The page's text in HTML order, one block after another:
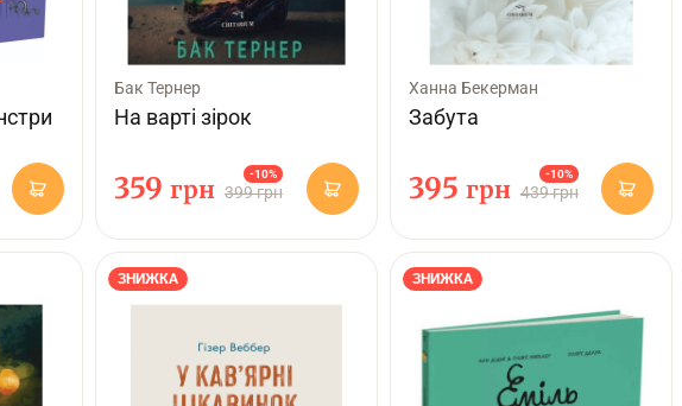
Бак Тернер
На варті зірок
399 грн
-10%
359 грн
Ханна Бекерман
Забута
439 грн
-10%
395 грн
ЗНИЖКА ЗНИЖКА